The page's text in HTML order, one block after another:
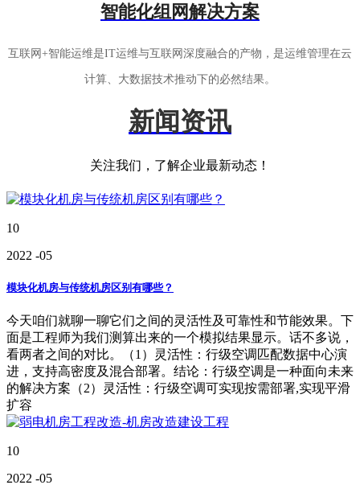
智能化组网解决方案
互联网+智能运维是IT运维与互联网深度融合的产物，是运维管理在云
计算、大数据技术推动下的必然结果。
新闻资讯
关注我们，了解企业最新动态！
10
2022 -05
模块化机房与传统机房区别有哪些？
今天咱们就聊一聊它们之间的灵活性及可靠性和节能效果。下
面是工程师为我们测算出来的一个模拟结果显示。话不多说，
看两者之间的对比。（1）灵活性：行级空调匹配数据中心演
进，支持高密度及混合部署。结论：行级空调是一种面向未来
的解决方案（2）灵活性：行级空调可实现按需部署,实现平滑
扩容
10
2022 -05